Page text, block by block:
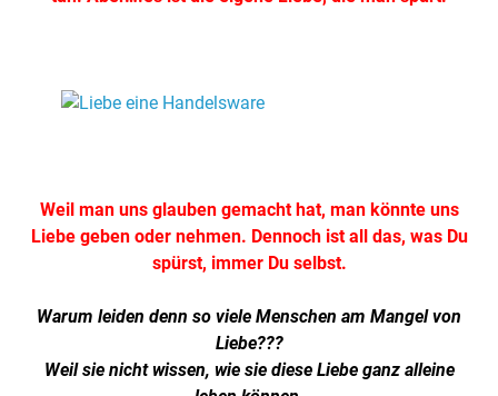
Weil man uns glauben gemacht hat, man könnte uns
Liebe geben oder nehmen. Dennoch ist all das, was Du
spürst, immer Du selbst.
Warum leiden denn so viele Menschen am Mangel von
Liebe???
Weil sie nicht wissen, wie sie diese Liebe ganz alleine